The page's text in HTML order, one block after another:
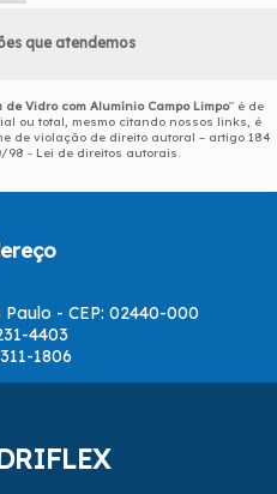
que atendemos
de Vidro com Alumínio Campo Limpo" é de
ou total, mesmo citando nossos links, é
de violação de direito autoral – artigo 184
98 - Lei de direitos autorais
- CEP: 02440-000
4403
1806